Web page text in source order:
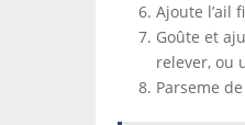
Ajoute l’ail
Goûte et
relever, ou
Parseme